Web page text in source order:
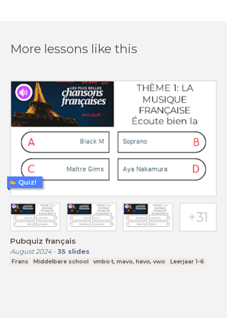
More lessons like this
Pubquiz français
August 2024- 35 slides
Frans Middelbare school vmbo t, mavo, havo, vwo Leerjaar 1-6
Quiz!